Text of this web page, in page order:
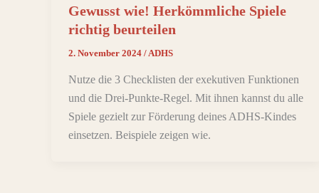
Gewusst wie! Herkömmliche Spiele
richtig beurteilen
2. November 2024 / ADHS
Nutze die 3 Checklisten der exekutiven Funktionen
und die Drei-Punkte-Regel. Mit ihnen kannst du alle
Spiele gezielt zur Förderung deines ADHS-Kindes
einsetzen. Beispiele zeigen wie.